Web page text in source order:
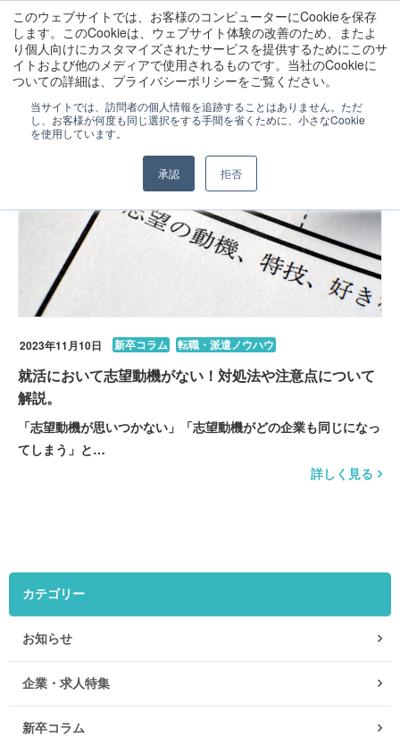
このウェブサイトでは、お客様のコンピューターにCookieを保存
します。このCookieは、ウェブサイト体験の改善のため、またよ
り個人向けにカスタマイズされたサービスを提供するためにこのサ
イトおよび他のメディアで使用されるものです。当社のCookieに
ついての詳細は、プライバシーポリシーをご覧ください。
当サイトでは、訪問者の個人情報を追跡することはありません。ただ
し、お客様が何度も同じ選択をする手間を省くために、小さなCookie
を使用しています。
承認 拒否
ララワークトップ コラム 2023年 11月
2023年11月10日 新卒コラム 転職・派遣ノウハウ
就活において志望動機がない！対処法や注意点について
解説。
「志望動機が思いつかない」「志望動機がどの企業も同じになっ
てしまう」と…
詳しく見る
カテゴリー
お知らせ
企業・求人特集
新卒コラム